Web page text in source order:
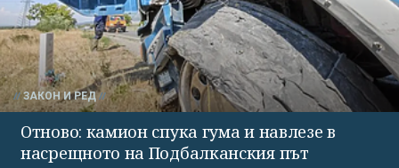
ЗАКОН И РЕД
Отново: камион спука гума и навлезе в
насрещното на Подбалканския път